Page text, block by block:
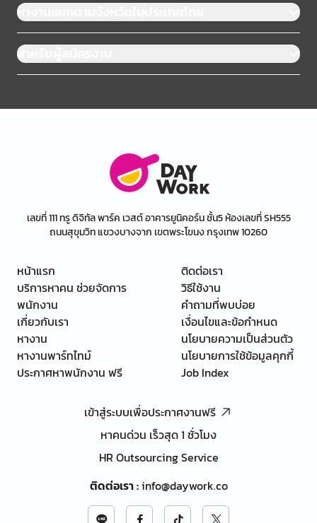
หางานแยกตามจังหวัดในประเทศไทย
สำหรับผู้สมัครงาน
เลขที่ 111 ทรู ดิจิทัล พาร์ค เวสต์ อาคารยูนิคอร์น ชั้น5 ห้องเลขที่ SH555
ถนนสุขุมวิท แขวงบางจาก เขตพระโขนง กรุงเทพ 10260
หน้าแรก
บริการหาคน ช่วยจัดการ
พนักงาน
เกี่ยวกับเรา
หางาน
หางานพาร์ทไทม์
ประกาศหาพนักงาน ฟรี
ติดต่อเรา
วิธีใช้งาน
คำถามที่พบบ่อย
เงื่อนไขและข้อกำหนด
นโยบายความเป็นส่วนตัว
นโยบายการใช้ข้อมูลคุกกี้
Job Index
เข้าสู่ระบบเพื่อประกาศงานฟรี
หาคนด่วน เร็วสุด 1 ชั่วโมง
HR Outsourcing Service
ติดต่อเรา:info@daywork.co